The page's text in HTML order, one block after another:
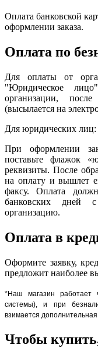
Оплата банковской
оформлении заказа.
Оплата по
Для оплаты от
"Юридическое
организации,
(высылается на
Для юридических лиц:
При оформлении
поставьте флажок
реквизиты. После
на оплату и вышлет
факсу. Оплата
банковских дней
организацию.
Оплата в
Оформите заявку,
предложит наиболее
*Наш магазин работает
системы), и при
взимается
Чтобы